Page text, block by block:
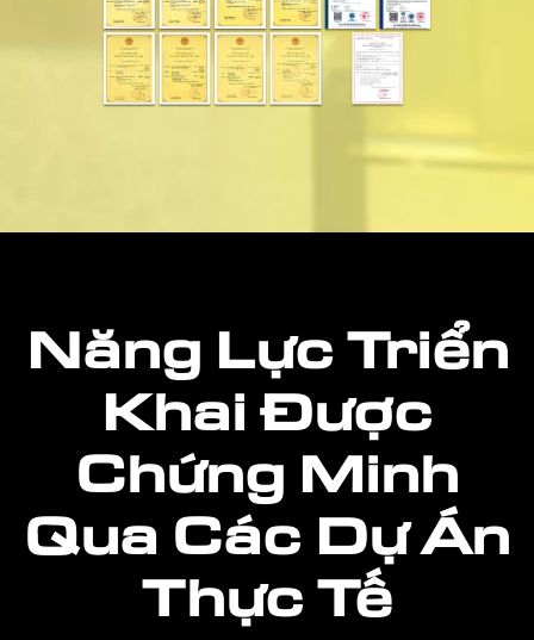
Năng Lực Triển
Khai Được
Chứng Minh
Qua Các Dự Án
Thực Tế